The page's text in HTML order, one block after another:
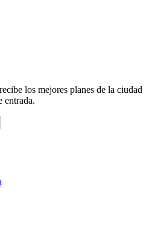
los mejores planes de la ciudad
entrada.